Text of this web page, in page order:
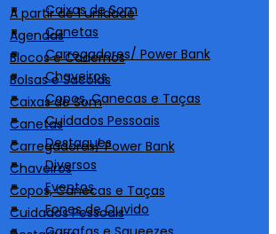
Caixas de Som
Canetas
Carregadores/ Power Bank
Chaveiros
Copos, Canecas e Taças
Cuidados Pessoais
Destaques
Diversos
Eventos
Fones de Ouvido
A partir de 1 unidade
Agendas
Blocos e Cadernos
Bolsas e Sacolas
Caixas de Som
Canetas
Carregadores/ Power Bank
Chaveiros
Copos, Canecas e Taças
Cuidados Pessoais